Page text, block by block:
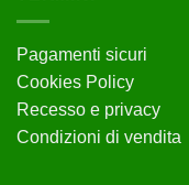
Pagamenti sicuri
Cookies Policy
Recesso e privacy
Condizioni di vendita